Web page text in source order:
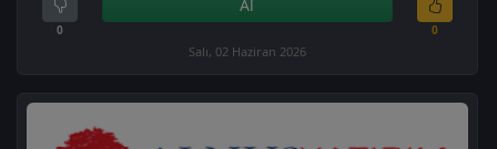
0
Al
0
Salı, 02 Haziran 2026